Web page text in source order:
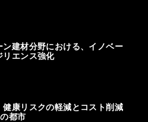
ン建材分野における、イノベー
リエンス強化
健康リスクの軽減とコスト削減
都市